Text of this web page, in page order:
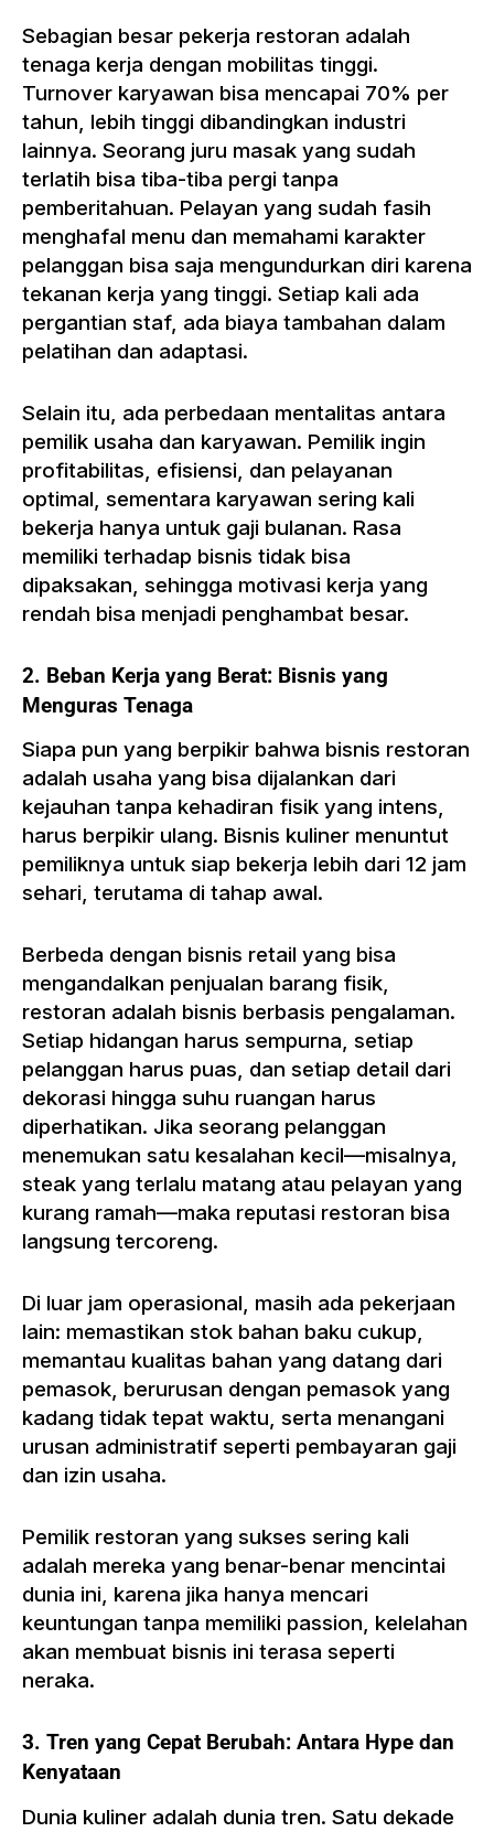
Sebagian besar pekerja restoran adalah
tenaga kerja dengan mobilitas tinggi.
Turnover karyawan bisa mencapai 70% per
tahun, lebih tinggi dibandingkan industri
lainnya. Seorang juru masak yang sudah
terlatih bisa tiba-tiba pergi tanpa
pemberitahuan. Pelayan yang sudah fasih
menghafal menu dan memahami karakter
pelanggan bisa saja mengundurkan diri karena
tekanan kerja yang tinggi. Setiap kali ada
pergantian staf, ada biaya tambahan dalam
pelatihan dan adaptasi.
Selain itu, ada perbedaan mentalitas antara
pemilik usaha dan karyawan. Pemilik ingin
profitabilitas, efisiensi, dan pelayanan
optimal, sementara karyawan sering kali
bekerja hanya untuk gaji bulanan. Rasa
memiliki terhadap bisnis tidak bisa
dipaksakan, sehingga motivasi kerja yang
rendah bisa menjadi penghambat besar.
2. Beban Kerja yang Berat: Bisnis yang
Menguras Tenaga
Siapa pun yang berpikir bahwa bisnis restoran
adalah usaha yang bisa dijalankan dari
kejauhan tanpa kehadiran fisik yang intens,
harus berpikir ulang. Bisnis kuliner menuntut
pemiliknya untuk siap bekerja lebih dari 12 jam
sehari, terutama di tahap awal.
Berbeda dengan bisnis retail yang bisa
mengandalkan penjualan barang fisik,
restoran adalah bisnis berbasis pengalaman.
Setiap hidangan harus sempurna, setiap
pelanggan harus puas, dan setiap detail dari
dekorasi hingga suhu ruangan harus
diperhatikan. Jika seorang pelanggan
menemukan satu kesalahan kecil—misalnya,
steak yang terlalu matang atau pelayan yang
kurang ramah—maka reputasi restoran bisa
langsung tercoreng.
Di luar jam operasional, masih ada pekerjaan
lain: memastikan stok bahan baku cukup,
memantau kualitas bahan yang datang dari
pemasok, berurusan dengan pemasok yang
kadang tidak tepat waktu, serta menangani
urusan administratif seperti pembayaran gaji
dan izin usaha.
Pemilik restoran yang sukses sering kali
adalah mereka yang benar-benar mencintai
dunia ini, karena jika hanya mencari
keuntungan tanpa memiliki passion, kelelahan
akan membuat bisnis ini terasa seperti
neraka.
3. Tren yang Cepat Berubah: Antara Hype dan
Kenyataan
Dunia kuliner adalah dunia tren. Satu dekade